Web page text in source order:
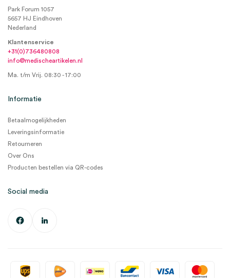
Park Forum 1057
5657 HJ Eindhoven
Nederland
Klantenservice
+31(0)736480808
info@medischeartikelen.nl
Ma. t/m Vrij. 08:30 - 17:00
Informatie
Betaalmogelijkheden
Leveringsinformatie
Retourneren
Over Ons
Producten bestellen via QR-codes
Social media